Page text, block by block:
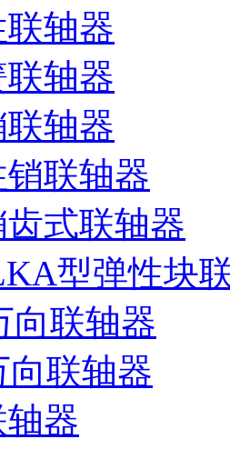
轴器
轴器
轴器
联轴器
式联轴器
型弹性块
向联轴器
向联轴器
器